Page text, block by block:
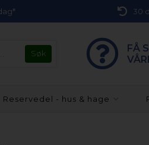
30
FÅ
Reservedel - hus & hage